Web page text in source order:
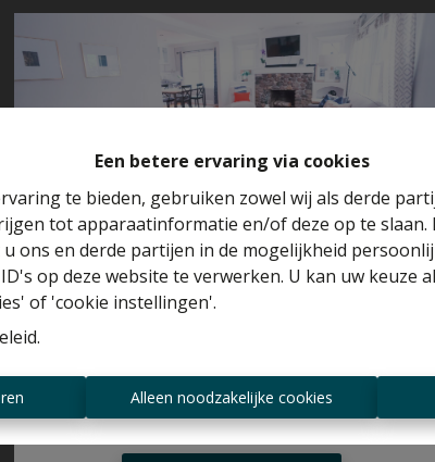
Een betere ervaring via cookies
te bieden, gebruiken zowel wij als derde
tot apparaatinformatie en/of deze op te slaan.
ons en derde partijen in de mogelijkheid
op deze website te verwerken. U kan uw keuze
of 'cookie instellingen'.
.
Alleen noodzakelijke cookies
Benieuwd naar de waarde van je huis?
Altijd als eerste op de hoogte zijn van
nieuwe aanbiedingen?